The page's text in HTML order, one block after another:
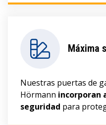
Máxima
Nuestras puertas de
Hörmann incorporan
seguridad para